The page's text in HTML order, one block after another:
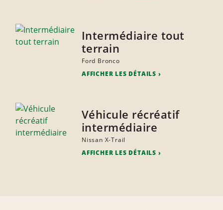
Intermédiaire tout
terrain
Ford Bronco
AFFICHER LES DÉTAILS
Véhicule récréatif
intermédiaire
Nissan X-Trail
AFFICHER LES DÉTAILS